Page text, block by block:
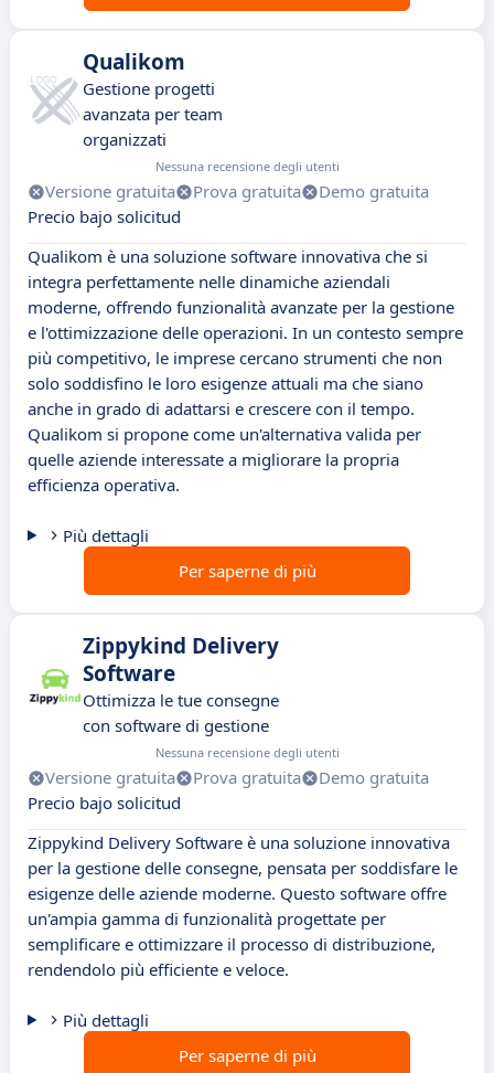
Qualikom
Gestione progetti
avanzata per team
organizzati
Nessuna recensione degli utenti
Versione gratuita Prova gratuita
Demo gratuita
Precio bajo solicitud
Qualikom è una soluzione software innovativa che si
integra perfettamente nelle dinamiche aziendali
moderne, offrendo funzionalità avanzate per la gestione
e l'ottimizzazione delle operazioni. In un contesto sempre
più competitivo, le imprese cercano strumenti che non
solo soddisfino le loro esigenze attuali ma che siano
anche in grado di adattarsi e crescere con il tempo.
Qualikom si propone come un'alternativa valida per
quelle aziende interessate a migliorare la propria
efficienza operativa.
Più dettagli
Per saperne di più
Zippykind Delivery
Software
Ottimizza le tue consegne
con software di gestione
Nessuna recensione degli utenti
Versione gratuita Prova gratuita
Demo gratuita
Precio bajo solicitud
Zippykind Delivery Software è una soluzione innovativa
per la gestione delle consegne, pensata per soddisfare le
esigenze delle aziende moderne. Questo software offre
un'ampia gamma di funzionalità progettate per
semplificare e ottimizzare il processo di distribuzione,
rendendolo più efficiente e veloce.
Più dettagli
Per saperne di più